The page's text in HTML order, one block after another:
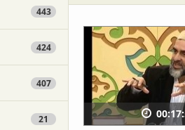
443
424
407
21